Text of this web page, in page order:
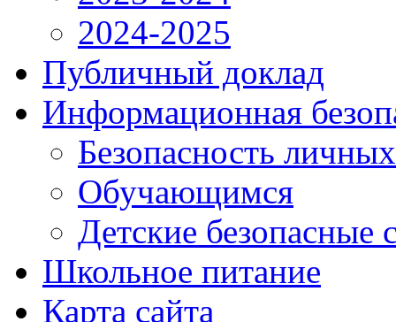
2024-2025
Публичный доклад
Информационная
Безопасность
Обучающимся
Детские безопасные
Школьное питание
Карта сайта